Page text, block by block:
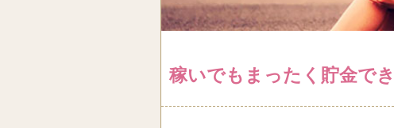
稼いでもまったく貯金で